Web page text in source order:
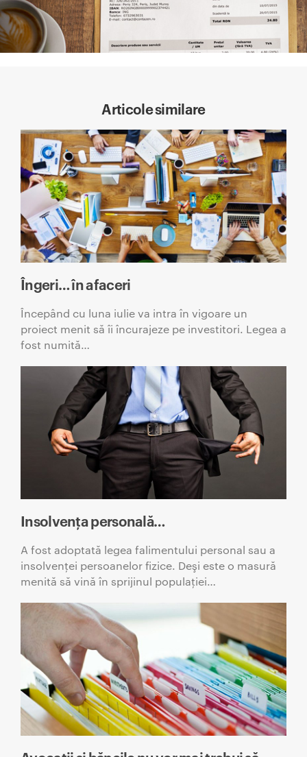
Articole similare
Îngeri… în afaceri
Începând cu luna iulie va intra în vigoare un
proiect menit să îi încurajeze pe investitori. Legea a
fost numită…
Insolvenţa personală…
A fost adoptată legea falimentului personal sau a
insolvenţei persoanelor fizice. Deşi este o masură
menită să vină în sprijinul populației…